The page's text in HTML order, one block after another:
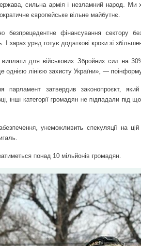
сильна армія і незламний народ. Ми
європейське вільне майбутнє.
фінансування сектору
І зараз уряд готує додаткові кроки зі
для військових Збройних сил на
однією лінією захисту України», —
затвердив законопроєкт, який
інші категорії громадян не підпадали під
унеможливить спекуляції на
понад 10 мільйонів громадян.